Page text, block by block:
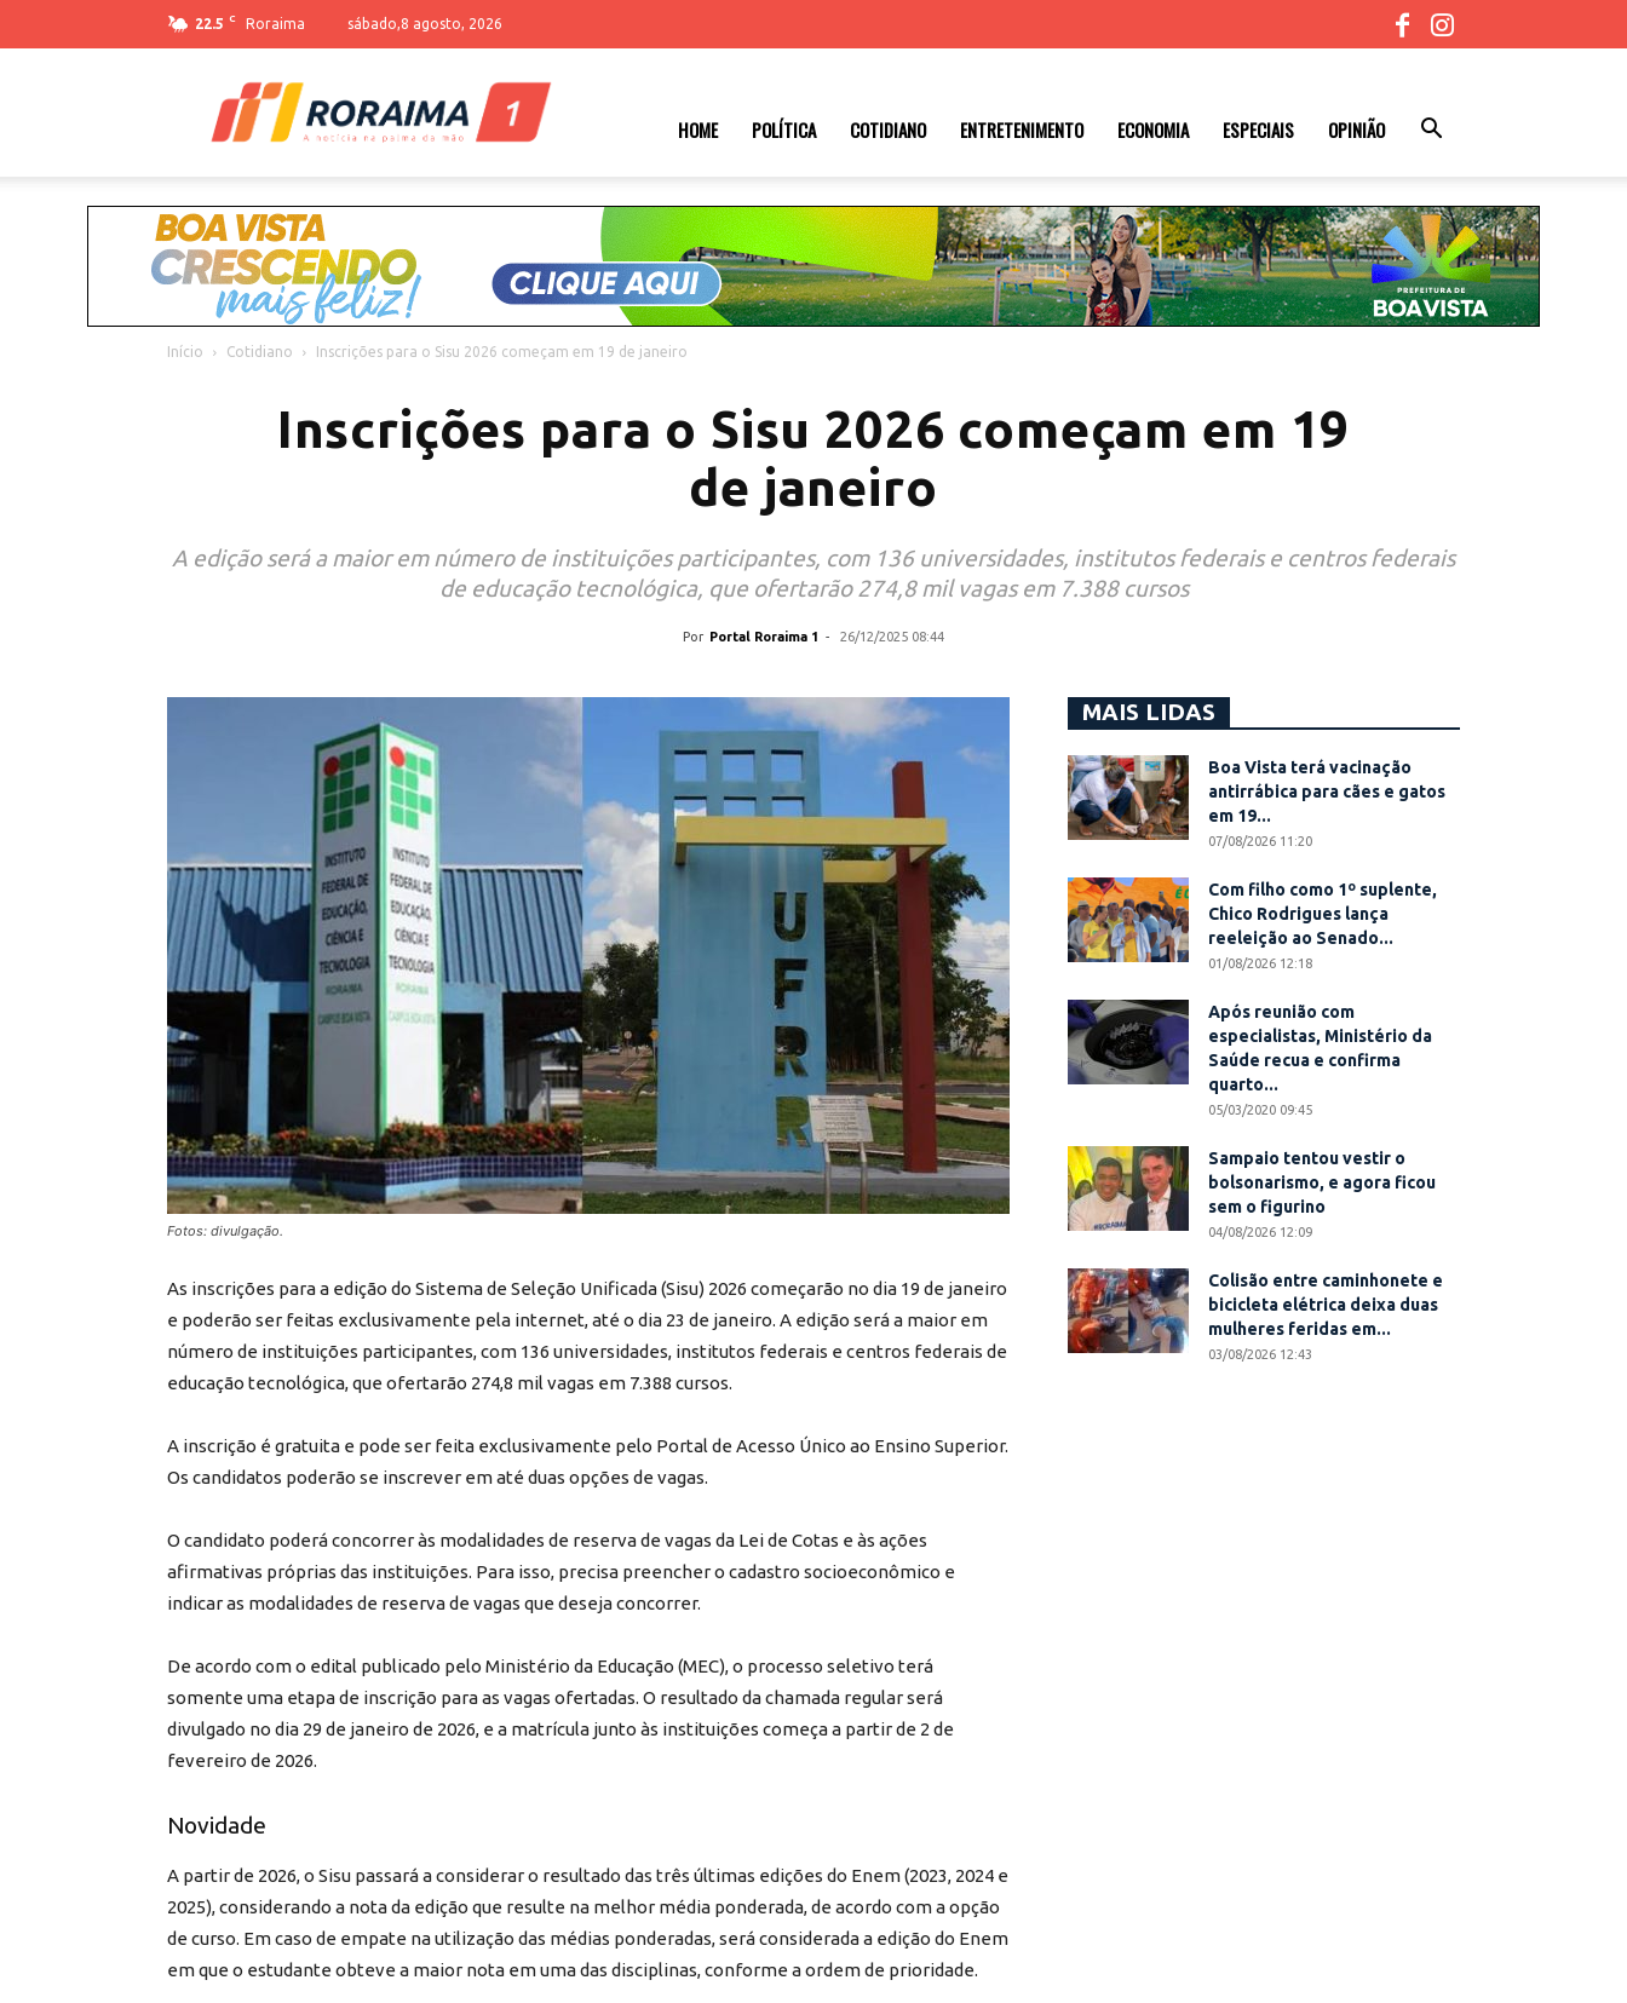
22.5 C Roraima sábado,8 agosto, 2026
HOME POLÍTICA COTIDIANO ENTRETENIMENTO ECONOMIA ESPECIAIS OPINIÃO
Início Cotidiano Inscrições para o Sisu 2026 começam em 19 de janeiro
Inscrições para o Sisu 2026 começam em 19
de janeiro
A edição será a maior em número de instituições participantes, com 136 universidades, institutos federais e centros federais
de educação tecnológica, que ofertarão 274,8 mil vagas em 7.388 cursos
Por Portal Roraima 1 - 26/12/2025 08:44
Fotos: divulgação.
As inscrições para a edição do Sistema de Seleção Unificada (Sisu) 2026 começarão no dia 19 de janeiro
e poderão ser feitas exclusivamente pela internet, até o dia 23 de janeiro. A edição será a maior em
número de instituições participantes, com 136 universidades, institutos federais e centros federais de
educação tecnológica, que ofertarão 274,8 mil vagas em 7.388 cursos.
A inscrição é gratuita e pode ser feita exclusivamente pelo Portal de Acesso Único ao Ensino Superior.
Os candidatos poderão se inscrever em até duas opções de vagas.
O candidato poderá concorrer às modalidades de reserva de vagas da Lei de Cotas e às ações
afirmativas próprias das instituições. Para isso, precisa preencher o cadastro socioeconômico e
indicar as modalidades de reserva de vagas que deseja concorrer.
De acordo com o edital publicado pelo Ministério da Educação (MEC), o processo seletivo terá
somente uma etapa de inscrição para as vagas ofertadas. O resultado da chamada regular será
divulgado no dia 29 de janeiro de 2026, e a matrícula junto às instituições começa a partir de 2 de
fevereiro de 2026.
Novidade
A partir de 2026, o Sisu passará a considerar o resultado das três últimas edições do Enem (2023, 2024 e
2025), considerando a nota da edição que resulte na melhor média ponderada, de acordo com a opção
de curso. Em caso de empate na utilização das médias ponderadas, será considerada a edição do Enem
em que o estudante obteve a maior nota em uma das disciplinas, conforme a ordem de prioridade.
MAIS LIDAS
Boa Vista terá vacinação
antirrábica para cães e gatos
em 19...
07/08/2026 11:20
Com filho como 1º suplente,
Chico Rodrigues lança
reeleição ao Senado...
01/08/2026 12:18
Após reunião com
especialistas, Ministério da
Saúde recua e confirma
quarto...
05/03/2020 09:45
Sampaio tentou vestir o
bolsonarismo, e agora ficou
sem o figurino
04/08/2026 12:09
Colisão entre caminhonete e
bicicleta elétrica deixa duas
mulheres feridas em...
03/08/2026 12:43